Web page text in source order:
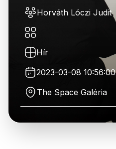
Horváth Lóczi Judit
Hír
2023-03-08 10:56:00
The Space Galéria